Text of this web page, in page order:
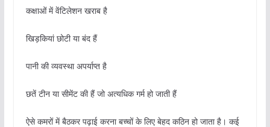
कक्षाओं में वेंटिलेशन खराब है
खिड़कियां छोटी या बंद हैं
पानी की व्यवस्था अपर्याप्त है
छतें टीन या सीमेंट की हैं जो अत्यधिक गर्म हो जाती हैं
ऐसे कमरों में बैठकर पढ़ाई करना बच्चों के लिए बेहद कठिन हो जाता है। कई